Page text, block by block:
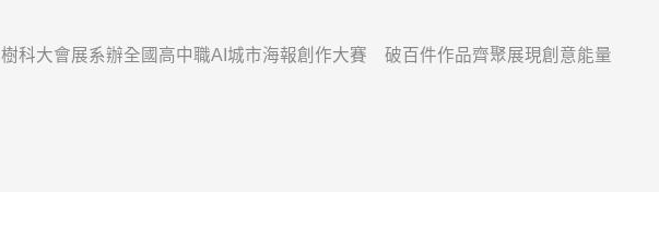
樹科大會展系辦全國高中職AI城市海報創作大賽 破百件作品齊聚展現創意能量